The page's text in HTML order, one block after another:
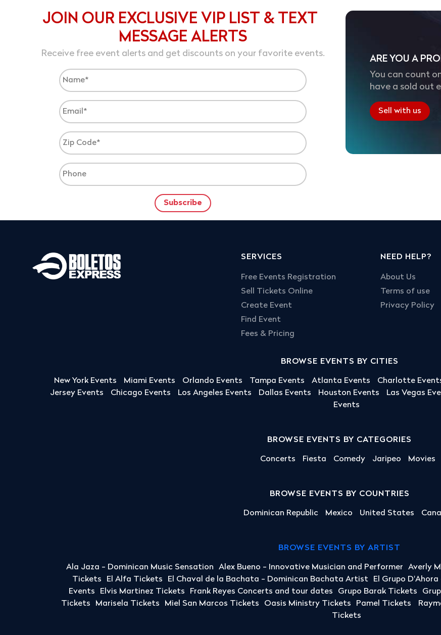
JOIN OUR EXCLUSIVE VIP LIST & TEXT
MESSAGE ALERTS
Receive free event alerts and get discounts on your favorite events.
ARE YOU A
You can count
have a sold out
Sell with us
SERVICES
Free Events Registration
Sell Tickets Online
Create Event
Find Event
Fees & Pricing
NEED HELP?
About Us
Terms of use
Privacy Policy
BROWSE EVENTS BY CITIES
New York Events Miami Events Orlando Events Tampa Events Atlanta Events Charlotte
Jersey Events
Chicago Events Los Angeles Events Dallas Events Houston Events Las Vegas
Events
BROWSE EVENTS BY CATEGORIES
Concerts Fiesta Comedy Jaripeo Movies
BROWSE EVENTS BY COUNTRIES
Dominican Republic Mexico United States
BROWSE EVENTS BY ARTIST
Ala Jaza - Dominican Music Sensation Alex Bueno - Innovative Musician and Performer Averly
Tickets
El Alfa Tickets El Chaval de la Bachata - Dominican Bachata Artist El Grupo
Events
Elvis Martinez Tickets Frank Reyes Concerts and tour dates Grupo Barak Tickets
Tickets
Marisela Tickets Miel San Marcos Tickets Oasis Ministry Tickets Pamel Tickets
Tickets